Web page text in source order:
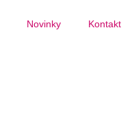
Novinky Kontakt